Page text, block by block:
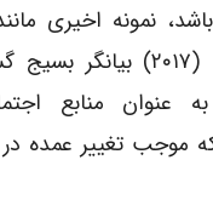
نمونه اخیری مانند
غرب می رود» (۲۰۱۷) بیانگر
عنوان منابع
موجب تغییر عمده در